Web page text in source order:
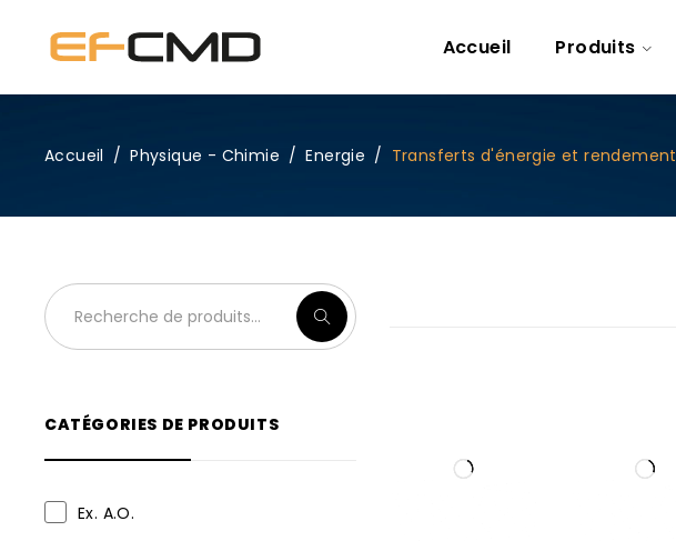
Accueil Produits
Accueil / Physique - Chimie / Energie / Transferts d'énergie et rendement
CATÉGORIES DE PRODUITS
Ex. A.O.